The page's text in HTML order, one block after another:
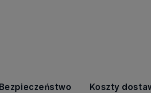
Bezpieczeństwo Koszty